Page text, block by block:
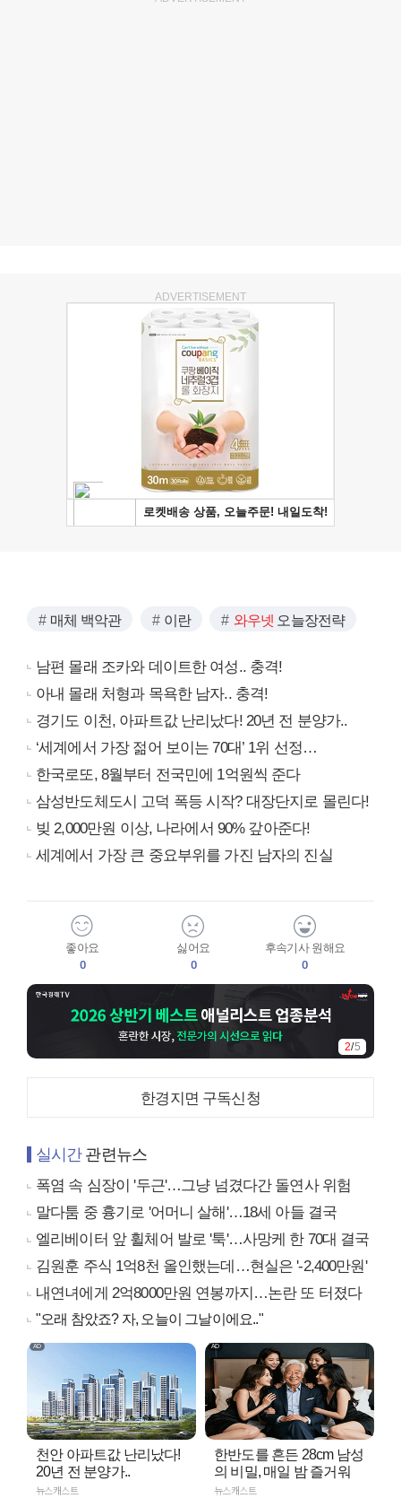
ADVERTISEMENT
매체 백악관 이란 와우넷 오늘장전략
남편 몰래 조카와 데이트한 여성.. 충격!
아내 몰래 처형과 목욕한 남자.. 충격!
경기도 이천, 아파트값 난리났다! 20년 전 분양가..
‘세계에서 가장 젊어 보이는 70대’ 1위 선정…
한국로또, 8월부터 전국민에 1억원씩 준다
삼성반도체도시 고덕 폭등 시작? 대장단지로 몰린다!
빚 2,000만원 이상, 나라에서 90% 갚아준다!
세계에서 가장 큰 중요부위를 가진 남자의 진실
좋아요
0
싫어요
0
후속기사 원해요
0
2/5
한경지면 구독신청
실시간관련뉴스
폭염 속 심장이 '두근'…그냥 넘겼다간 돌연사 위험
말다툼 중 흉기로 '어머니 살해'…18세 아들 결국
엘리베이터 앞 휠체어 발로 '툭'…사망케 한 70대 결국
김원훈 주식 1억8천 올인했는데…현실은 '-2,400만원'
내연녀에게 2억8000만원 연봉까지…논란 또 터졌다
"오래 참았죠? 자, 오늘이 그날이에요.."
천안 아파트값 난리났다!
20년 전 분양가..
뉴스캐스트
한반도를 흔든 28cm 남성
의 비밀, 매일 밤 즐거워
뉴스캐스트